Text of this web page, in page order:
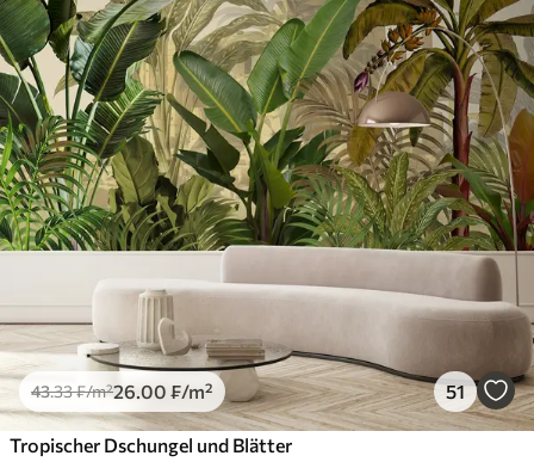
43.33₣/m²26.00 ₣/m² 51
Tropischer Dschungel und Blätter